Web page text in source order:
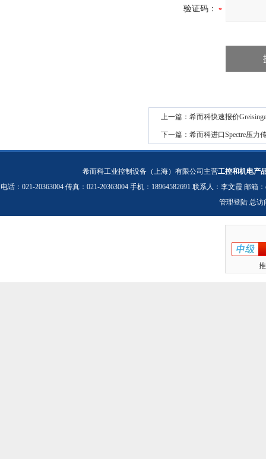
验证码：
上一篇： 希而科快速报价
下一篇： 希而科进口Spectre压力
希而科工业控制设备（上海）有限公司主营工控和机电产
电话：021-20363004 传真：021-20363004 手机：18964582691 联系人：李文霞 邮箱：
管理登陆 总访